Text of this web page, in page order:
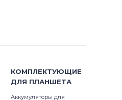
КОМПЛЕКТУЮЩИЕ
ДЛЯ ПЛАНШЕТА
Аккумуляторы для